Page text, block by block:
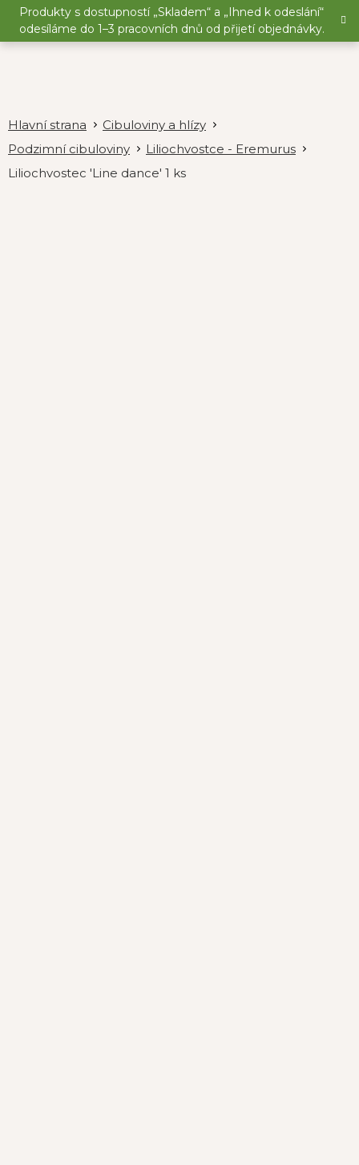
Přejít
obsah
Produkty s dostupností „Skladem“ a „Ihned k odeslání“
odesíláme do 1–3 pracovních dnů od přijetí objednávky.
Cibuloviny a hlízy
Podzimní cibuloviny
Liliochvostce - Eremurus
Liliochvostec 'Line dance' 1 ks